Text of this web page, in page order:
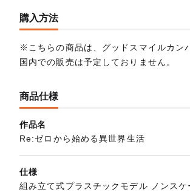
購入方法
※こちらの商品は、グッドスマイルカン
国内での販売は予定しておりません。
商品仕様
作品名
Re:ゼロから始める異世界生活
仕様
組み立て式プラスチックモデル ノンスケ